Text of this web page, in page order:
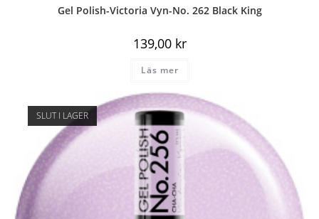
Gel Polish-Victoria Vyn-No. 262 Black King
139,00 kr
Läs mer
SLUT I LAGER